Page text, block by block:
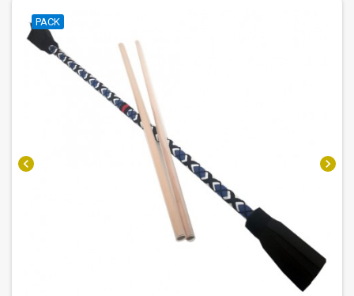
chevron_left chevron_right
PACK